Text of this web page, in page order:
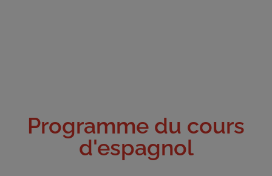
Programme du cours
d'espagnol